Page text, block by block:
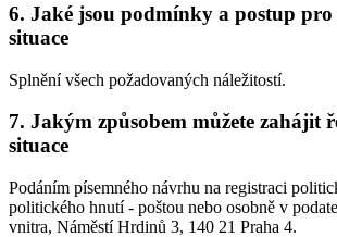
6. Jaké jsou podmínky a postup pro
situace
Splnění všech požadovaných náležitostí.
7. Jakým způsobem můžete zahájit
situace
Podáním písemného návrhu na registraci
politického hnutí - poštou nebo osobně v
vnitra, Náměstí Hrdinů 3, 140 21 Praha 4.